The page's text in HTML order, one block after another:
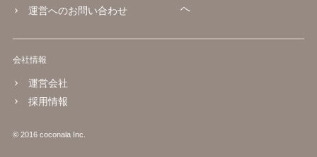
運営へのお問い合わせ
へ
会社情報
運営会社
採用情報
© 2016 coconala Inc.